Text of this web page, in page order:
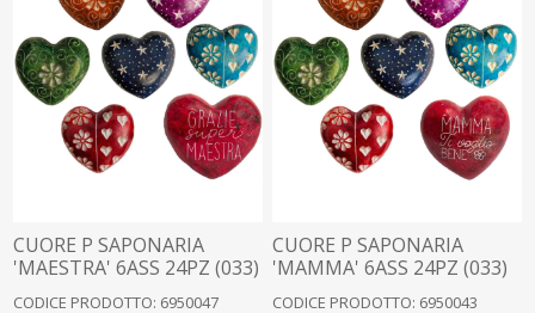
CUORE P SAPONARIA
'MAESTRA' 6ASS 24PZ (033)
CODICE PRODOTTO: 6950047
CUORE P SAPONARIA
'MAMMA' 6ASS 24PZ (033)
CODICE PRODOTTO: 6950043